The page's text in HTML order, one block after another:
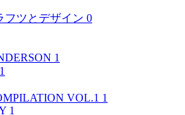
フツとデザイン 0
1
1
VOL.1 1
1